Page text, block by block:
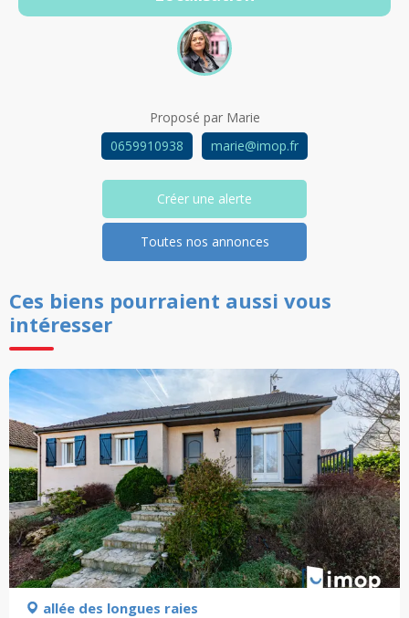
Proposé par Marie
0659910938
marie@imop.fr
Créer une alerte
Toutes nos annonces
Ces biens pourraient aussi vous
intéresser
allée des longues raies